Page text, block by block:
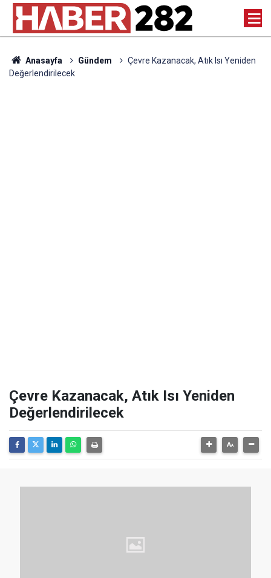
Anasayfa Gündem
Çevre Kazanacak, Atık Isı Yeniden
Değerlendirilecek
Çevre Kazanacak, Atık Isı Yeniden
Değerlendirilecek